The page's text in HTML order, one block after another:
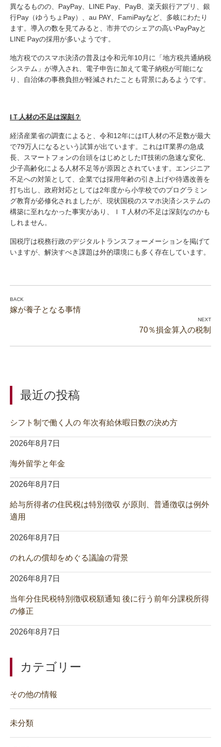
異なるものの、PayPay、LINE Pay、PayB、楽天銀行アプリ、銀
行Pay（ゆうちょPay）、au PAY、FamiPayなど、多岐にわたり
ます。導入の数を見てみると、市井でのシェアの高いPayPayと
LINE Payの採用が多いようです。
地方税でのスマホ決済の普及は令和元年10月に「地方税共通納税
システム」が導入され、電子申告に加えて電子納税が可能にな
り、自治体の事務負担が軽減されたことも背景にあるようです。
IＴ人材の不足は深刻？
経済産業省の調査によると、令和12年にはIT人材の不足数が最大
で79万人になるという試算が出ています。これはIT業界の急成
長、スマートフォンの台頭をはじめとしたIT技術の急速な変化、
少子高齢化による人材不足等が原因とされています。エンジニア
不足への対策として、企業では採用年齢の引き上げや待遇改善を
打ち出し、政府対応としては2年度から小学校でのプログラミン
グ教育が必修化されましたが、現状国税のスマホ決済システムの
構築に至れなかった事実があり、ＩＴ人材の不足は深刻なのかも
しれません。
国税庁は税務行政のデジタルトランスフォーメーションを掲げて
いますが、解決すべき課題は外的環境にも多く存在しています。
嫁が養子となる事情
70％損金算入の税制
最近の投稿
シフト制で働く人の 年次有給休暇日数の決め方
2026年8月7日
海外留学と年金
2026年8月7日
給与所得者の住民税は特別徴収 が原則、普通徴収は例外
適用
2026年8月7日
のれんの償却をめぐる議論の背景
2026年8月7日
当年分住民税特別徴収税額通知 後に行う前年分課税所得
の修正
2026年8月7日
カテゴリー
その他の情報
未分類